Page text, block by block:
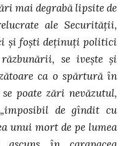
mai degrabă lipsite de
ale Securităţii,
şi foşti deţinuţi politici
se iveşte şi
ca o spărtură în
poate zări nevăzutul,
de gîndit cu
unui mort de pe lumea